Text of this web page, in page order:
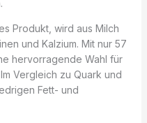
Produkt, wird aus Milch
und Kalzium. Mit nur 57
hervorragende Wahl für
Vergleich zu Quark und
Fett- und